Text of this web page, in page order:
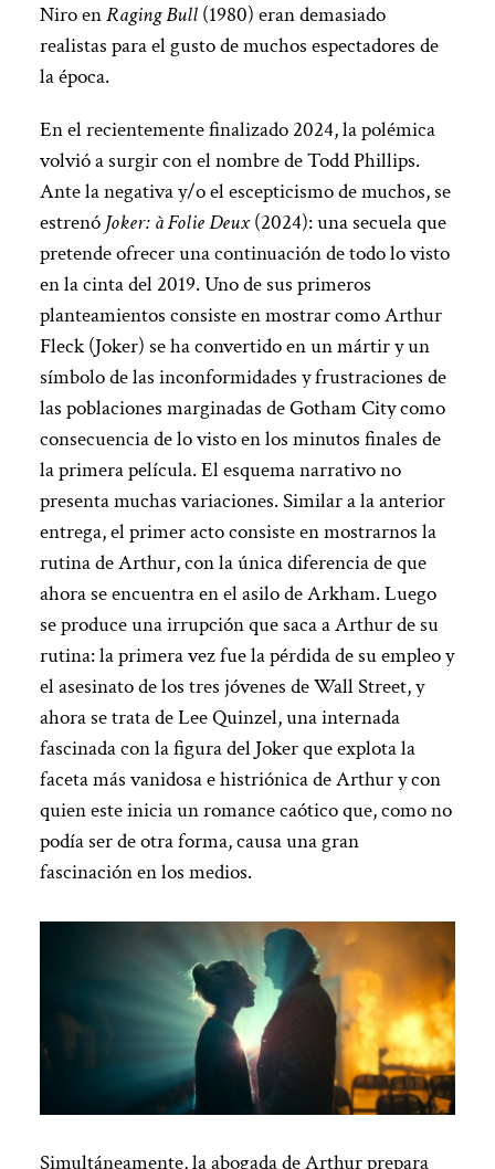
Niro enRaging Bull(1980) eran demasiado
realistas para el gusto de muchos espectadores de
la época.
En el recientemente finalizado 2024, la polémica
volvió a surgir con el nombre de Todd Phillips.
Ante la negativa y/o el escepticismo de muchos, se
estrenó Joker: à Folie Deux(2024): una secuela que
pretende ofrecer una continuación de todo lo visto
en la cinta del 2019. Uno de sus primeros
planteamientos consiste en mostrar como Arthur
Fleck (Joker) se ha convertido en un mártir y un
símbolo de las inconformidades y frustraciones de
las poblaciones marginadas de Gotham City como
consecuencia de lo visto en los minutos finales de
la primera película. El esquema narrativo no
presenta muchas variaciones. Similar a la anterior
entrega, el primer acto consiste en mostrarnos la
rutina de Arthur, con la única diferencia de que
ahora se encuentra en el asilo de Arkham. Luego
se produce una irrupción que saca a Arthur de su
rutina: la primera vez fue la pérdida de su empleo y
el asesinato de los tres jóvenes de Wall Street, y
ahora se trata de Lee Quinzel, una internada
fascinada con la figura del Joker que explota la
faceta más vanidosa e histriónica de Arthur y con
quien este inicia un romance caótico que, como no
podía ser de otra forma, causa una gran
fascinación en los medios.
Simultáneamente, la abogada de Arthur prepara